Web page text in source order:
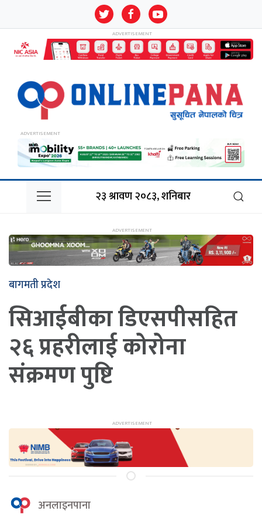
२३ श्रावण २०८३, शनिबार
बागमती प्रदेश
सिआईबीका डिएसपीसहित
२६ प्रहरीलाई कोरोना
संक्रमण पुष्टि
अनलाइनपाना